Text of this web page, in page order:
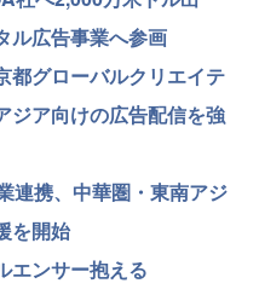
広告事業へ参画
都グローバルクリエイテ
ア向けの広告配信を強
連携、中華圏・東南アジ
を開始
エンサー抱える